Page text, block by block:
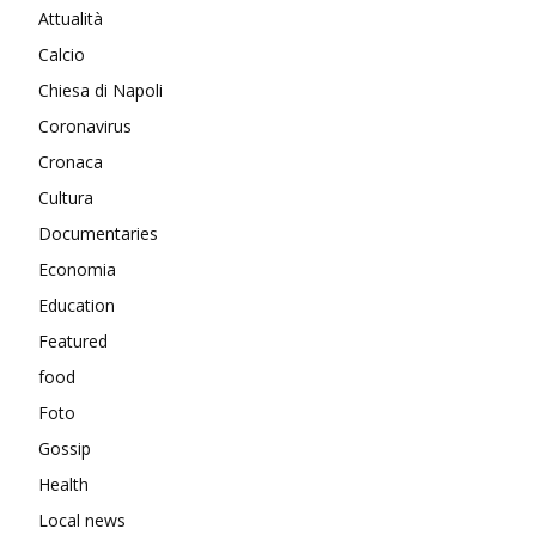
Attualità
Calcio
Chiesa di Napoli
Coronavirus
Cronaca
Cultura
Documentaries
Economia
Education
Featured
food
Foto
Gossip
Health
Local news